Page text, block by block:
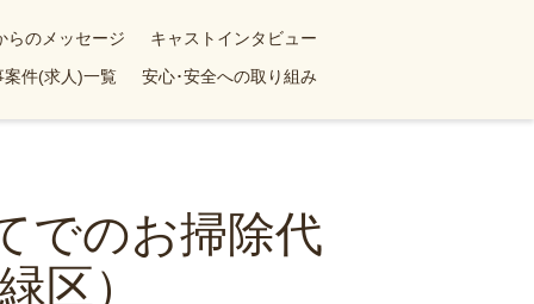
らのメッセージ
キャストインタビュー
案件(求人)一覧 安心･安全への取り組み
でのお掃除代
区）